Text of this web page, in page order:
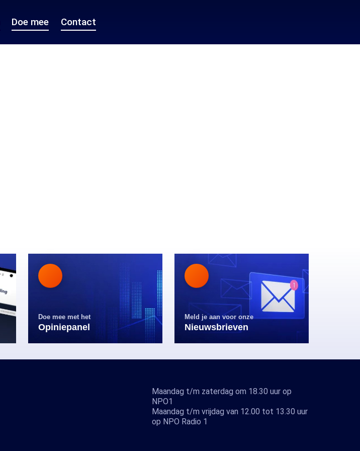
Doe mee Contact
Doe mee met het
Opiniepanel
Meld je aan voor onze
Nieuwsbrieven
Maandag t/m zaterdag om 18.30 uur op
NPO1
Maandag t/m vrijdag van 12.00 tot 13.30 uur
op NPO Radio 1